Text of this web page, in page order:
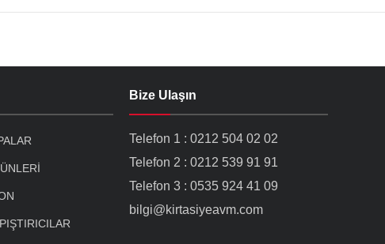
Bize Ulaşın
Telefon 1 : 0212 504 02 02
Telefon 2 : 0212 539 91 91
Telefon 3 : 0535 924 41 09
bilgi@kirtasiyeavm.com